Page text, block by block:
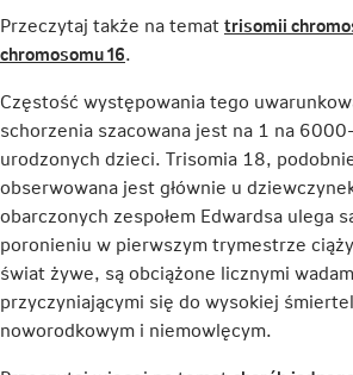
Przeczytaj także na temattrisomii
chromosomu 16
się
w
nowej
karcie
.
Częstość występowania tego
schorzenia szacowana jest na 1 na
urodzonych dzieci. Trisomia 18,
obserwowana jest głównie u
obarczonych zespołem Edwardsa ulega
poronieniu w pierwszym trymestrze
świat żywe, są obciążone licznymi
przyczyniającymi się do wysokiej
noworodkowym i niemowlęcym.